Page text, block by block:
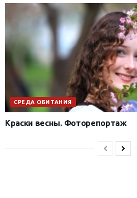
СРЕДА ОБИТАНИЯ
Краски весны. Фоторепортаж